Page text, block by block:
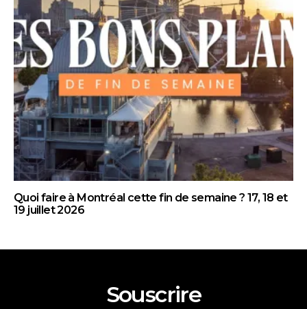
Quoi faire à Montréal cette fin de semaine ? 17, 18 et
19 juillet 2026
Souscrire